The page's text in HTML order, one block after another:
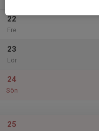
22
Fre
23
Lör
24
Sön
25